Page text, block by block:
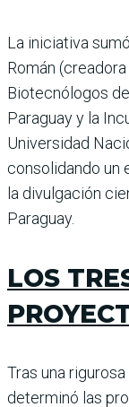
La iniciativa
Román
Biotecnólogos
Paraguay y la
Universidad
consolidando un
la divulgación
Paraguay.
LOS
Tras una
determinó las